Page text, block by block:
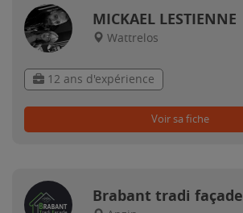
MICKAEL LESTIENNE
Wattrelos
12 ans d'expérience
Voir sa fiche
Brabant tradi façade